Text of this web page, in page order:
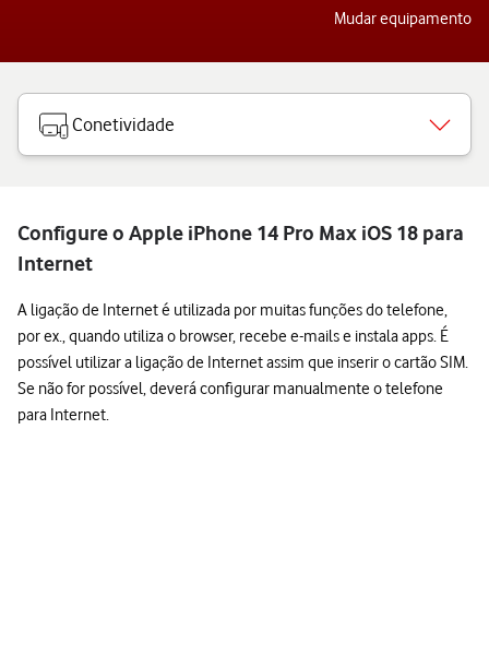
Mudar equipamento
Conetividade
Configure o Apple iPhone 14 Pro Max iOS 18 para
Internet
A ligação de Internet é utilizada por muitas funções do telefone,
por ex., quando utiliza o browser, recebe e-mails e instala apps. É
possível utilizar a ligação de Internet assim que inserir o cartão SIM.
Se não for possível, deverá configurar manualmente o telefone
para Internet.